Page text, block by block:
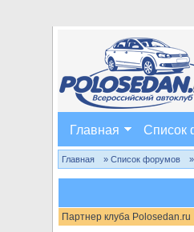
Главная Список
Главная » Список форумов
Партнер клуба Polosedan.ru